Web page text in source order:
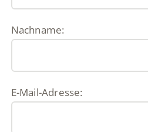
Nachname:
E-Mail-Adresse: